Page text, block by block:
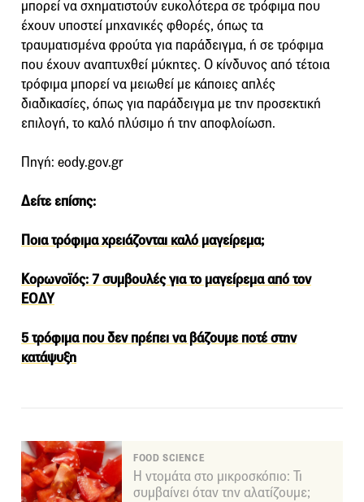
μπορεί να σχηματιστούν ευκολότερα σε τρόφιμα που
έχουν υποστεί μηχανικές φθορές, όπως τα
τραυματισμένα φρούτα για παράδειγμα, ή σε τρόφιμα
που έχουν αναπτυχθεί μύκητες. Ο κίνδυνος από τέτοια
τρόφιμα μπορεί να μειωθεί με κάποιες απλές
διαδικασίες, όπως για παράδειγμα με την προσεκτική
επιλογή, το καλό πλύσιμο ή την αποφλοίωση.
Πηγή: eody.gov.gr
Δείτε επίσης:
Ποια τρόφιμα χρειάζονται καλό μαγείρεμα;
Κορωνοϊός: 7 συμβουλές για το μαγείρεμα από τον
ΕΟΔΥ
5 τρόφιμα που δεν πρέπει να βάζουμε ποτέ στην
κατάψυξη
FOOD SCIENCE
Η ντομάτα στο μικροσκόπιο: Τι
συμβαίνει όταν την αλατίζουμε;